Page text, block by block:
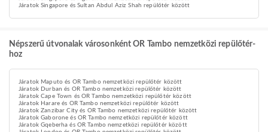
Járatok Singapore és Sultan Abdul Aziz Shah repülőtér között
Népszerű útvonalak városonként OR Tambo nemzetközi repülőtér-
hoz
Járatok Maputo és OR Tambo nemzetközi repülőtér között
Járatok Durban és OR Tambo nemzetközi repülőtér között
Járatok Cape Town és OR Tambo nemzetközi repülőtér között
Járatok Harare és OR Tambo nemzetközi repülőtér között
Járatok Zanzibar City és OR Tambo nemzetközi repülőtér között
Járatok Gaborone és OR Tambo nemzetközi repülőtér között
Járatok Gqeberha és OR Tambo nemzetközi repülőtér között